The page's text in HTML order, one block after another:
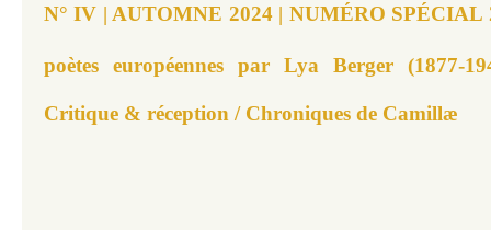
N° IV | AUTOMNE 2024 | NUMÉRO SPÉCIAL
poètes européennes par Lya Berger (1877-
Critique & réception / Chroniques de Camillæ